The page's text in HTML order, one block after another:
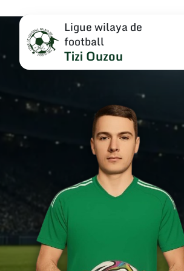
Ligue wilaya de
football
Tizi Ouzou